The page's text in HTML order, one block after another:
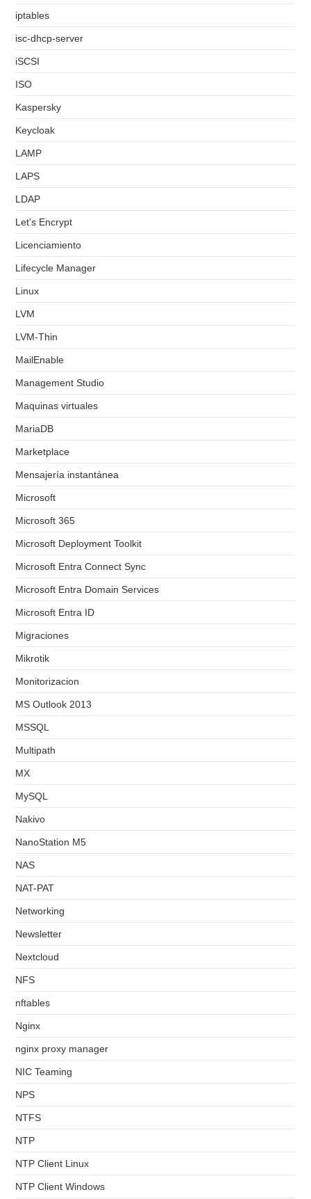
iptables
isc-dhcp-server
iSCSI
ISO
Kaspersky
Keycloak
LAMP
LAPS
LDAP
Let's Encrypt
Licenciamiento
Lifecycle Manager
Linux
LVM
LVM-Thin
MailEnable
Management Studio
Maquinas virtuales
MariaDB
Marketplace
Mensajería instantánea
Microsoft
Microsoft 365
Microsoft Deployment Toolkit
Microsoft Entra Connect Sync
Microsoft Entra Domain Services
Microsoft Entra ID
Migraciones
Mikrotik
Monitorizacion
MS Outlook 2013
MSSQL
Multipath
MX
MySQL
Nakivo
NanoStation M5
NAS
NAT-PAT
Networking
Newsletter
Nextcloud
NFS
nftables
Nginx
nginx proxy manager
NIC Teaming
NPS
NTFS
NTP
NTP Client Linux
NTP Client Windows